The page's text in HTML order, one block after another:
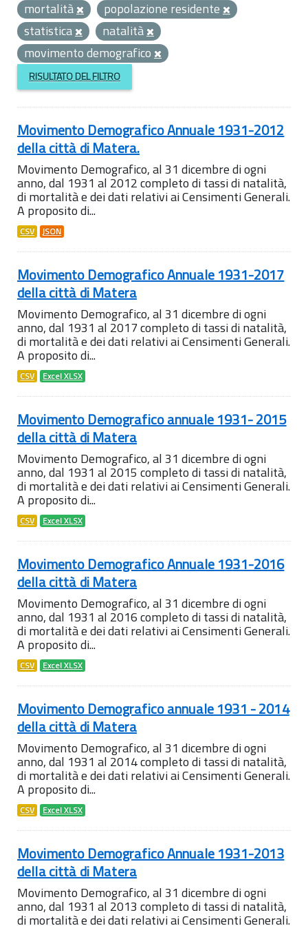
mortalità
popolazione residente
statistica
natalità
movimento demografico
RISULTATO DEL FILTRO
Movimento Demografico Annuale 1931-2012
della città di Matera.
Movimento Demografico, al 31 dicembre di ogni
anno, dal 1931 al 2012 completo di tassi di natalità,
di mortalità e dei dati relativi ai Censimenti Generali.
A proposito di...
CSV JSON
Movimento Demografico Annuale 1931-2017
della città di Matera
Movimento Demografico, al 31 dicembre di ogni
anno, dal 1931 al 2017 completo di tassi di natalità,
di mortalità e dei dati relativi ai Censimenti Generali.
A proposito di...
CSV Excel XLSX
Movimento Demografico annuale 1931- 2015
della città di Matera
Movimento Demografico, al 31 dicembre di ogni
anno, dal 1931 al 2015 completo di tassi di natalità,
di mortalità e dei dati relativi ai Censimenti Generali.
A proposito di...
CSV Excel XLSX
Movimento Demografico Annuale 1931-2016
della città di Matera
Movimento Demografico, al 31 dicembre di ogni
anno, dal 1931 al 2016 completo di tassi di natalità,
di mortalità e dei dati relativi ai Censimenti Generali.
A proposito di...
CSV Excel XLSX
Movimento Demografico annuale 1931 - 2014
della città di Matera
Movimento Demografico, al 31 dicembre di ogni
anno, dal 1931 al 2014 completo di tassi di natalità,
di mortalità e dei dati relativi ai Censimenti Generali.
A proposito di...
CSV Excel XLSX
Movimento Demografico Annuale 1931-2013
della città di Matera
Movimento Demografico, al 31 dicembre di ogni
anno, dal 1931 al 2013 completo di tassi di natalità,
di mortalità e dei dati relativi ai Censimenti Generali.